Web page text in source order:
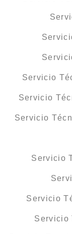
Servicio
Servicio
Servicio
Servicio
Servicio
Servicio